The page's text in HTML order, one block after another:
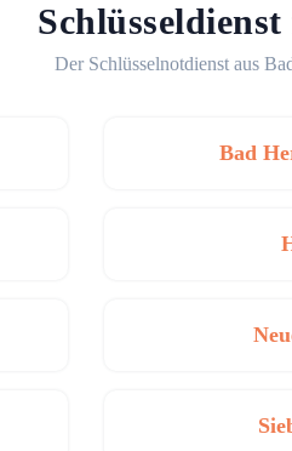
Der Schlüsselnotdienst aus
Bad